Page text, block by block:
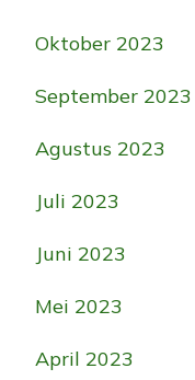
Oktober 2023
September 2023
Agustus 2023
Juli 2023
Juni 2023
Mei 2023
April 2023